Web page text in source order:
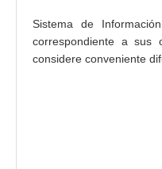
Sistema de
correspondiente a sus
considere conveniente